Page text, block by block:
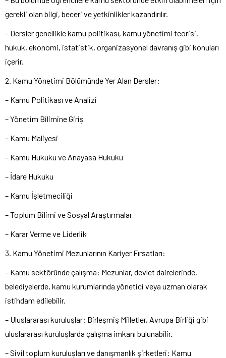
gerekli olan bilgi, beceri ve yetkinlikler kazandırılır.
– Dersler genellikle kamu politikası, kamu yönetimi teorisi,
hukuk, ekonomi, istatistik, organizasyonel davranış gibi konuları
içerir.
2. Kamu Yönetimi Bölümünde Yer Alan Dersler:
– Kamu Politikası ve Analizi
– Yönetim Bilimine Giriş
– Kamu Maliyesi
– Kamu Hukuku ve Anayasa Hukuku
– İdare Hukuku
– Kamu İşletmeciliği
– Toplum Bilimi ve Sosyal Araştırmalar
– Karar Verme ve Liderlik
3. Kamu Yönetimi Mezunlarının Kariyer Fırsatları:
– Kamu sektöründe çalışma: Mezunlar, devlet dairelerinde,
belediyelerde, kamu kurumlarında yönetici veya uzman olarak
istihdam edilebilir.
– Uluslararası kuruluşlar: Birleşmiş Milletler, Avrupa Birliği gibi
uluslararası kuruluşlarda çalışma imkanı bulunabilir.
– Sivil toplum kuruluşları ve danışmanlık şirketleri: Kamu